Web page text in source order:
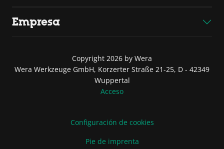
Empresa
Copyright 2026 by Wera
Wera Werkzeuge GmbH, Korzerter Straße 21-25, D - 42349
Wuppertal
Acceso
Configuración de cookies
Pie de imprenta